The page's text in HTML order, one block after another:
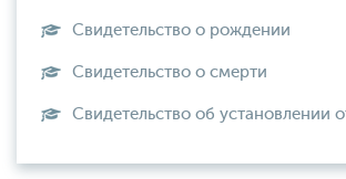
Свидетельство о рождении
Свидетельство о смерти
Свидетельство об установлении